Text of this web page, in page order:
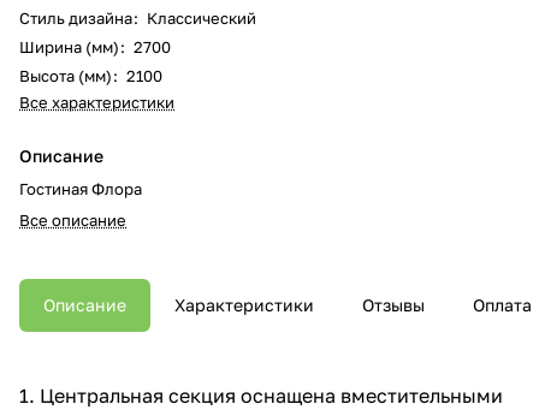
Стиль дизайна: Классический
Ширина (мм): 2700
Высота (мм): 2100
Все характеристики
Описание
Гостиная Флора
Все описание
Описание Характеристики Отзывы Оплата
1. Центральная секция оснащена вместительными